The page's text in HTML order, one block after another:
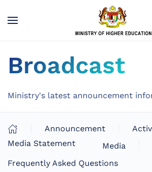
Broadcast
Ministry's latest announcement
Announcement
Media Statement
Media
Frequently Asked Questions